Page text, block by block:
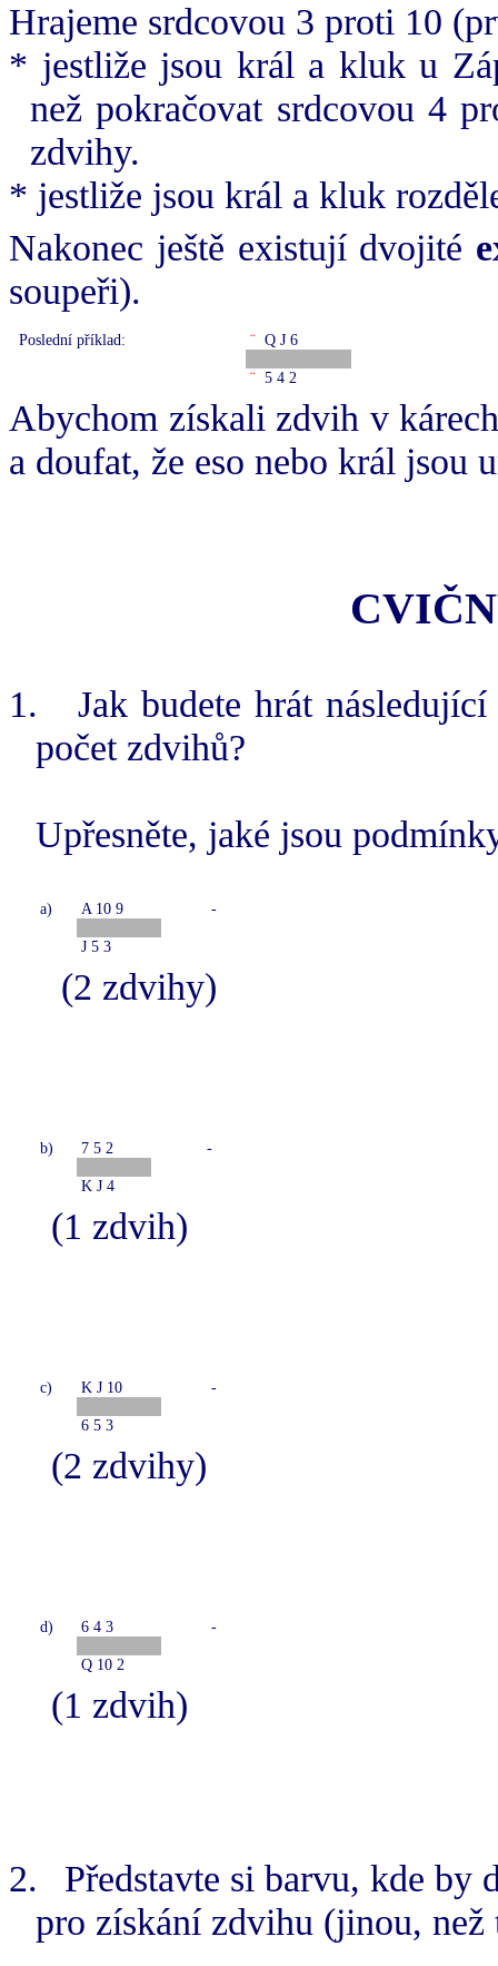
Hrajeme srdcovou 3 proti 10
* jestliže jsou král a kluk u
než pokračovat srdcovou 4
zdvihy.
* jestliže jsou král a kluk
Nakonec ještě existují dvojité
soupeři).
Poslední příklad: ¨ Q J 6
¨ 5 4 2
Abychom získali zdvih v
a doufat, že eso nebo král jsou
1.
Jak budete hrát
počet zdvihů?
Upřesněte, jaké jsou
a) A 10 9 -
J 5 3
(2 zdvihy)
b) 7 5 2 -
K J 4
(1 zdvih)
c) K J 10 -
6 5 3
(2 zdvihy)
d) 6 4 3 -
Q 10 2
(1 zdvih)
2.
Představte si barvu, kde by
pro získání zdvihu (jinou,